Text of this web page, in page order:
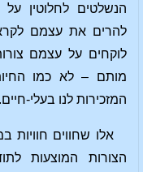
הנשלטים לחלוטין על
להרים את עצמם
לוקחים על עצמם
מותם – לא כמו
המזכירות לנו בעלי-חיים.
אלו שחווים חוויות
הצורות המוצעות